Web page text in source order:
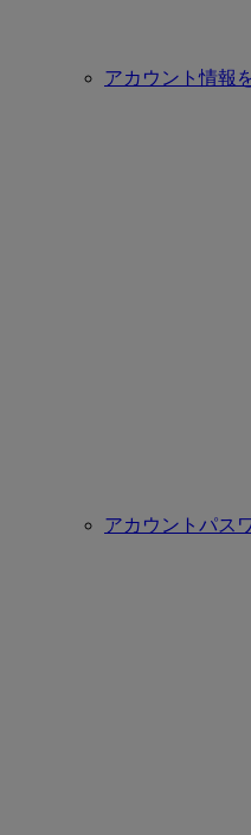
アカウント情報
アカウントパス